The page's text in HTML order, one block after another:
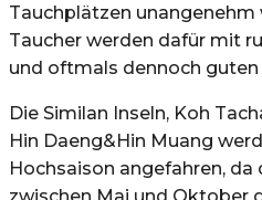
Tauchplätzen unangenehm
Taucher werden dafür mit
und oftmals dennoch
Die Similan Inseln, Koh
Hin Daeng&Hin Muang
Hochsaison angefahren,